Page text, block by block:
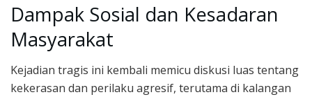
Dampak Sosial dan Kesadaran
Masyarakat
Kejadian tragis ini kembali memicu diskusi luas tentang
kekerasan dan perilaku agresif, terutama di kalangan